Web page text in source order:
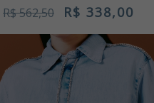
R$ 562,50 R$ 338,00